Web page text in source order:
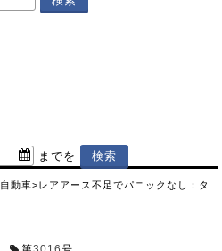
までを
自動車>レアアース不足でパニックなし：タ